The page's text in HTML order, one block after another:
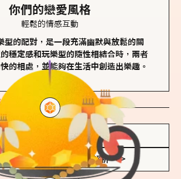
你們的戀愛風格
輕鬆的情感互動
型的配對，是一段充滿幽默與放鬆的關
穩定感和玩樂型的隨性相結合時，兩者
的相處，並能夠在生活中創造出樂趣。
儲存我的結果圖
查看香氛類型全解析 >>>